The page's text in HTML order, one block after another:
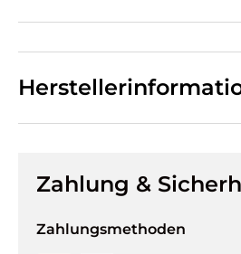
Zahlung &
Zahlungsmethoden